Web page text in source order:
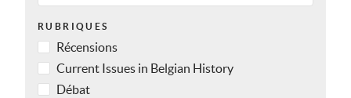
RUBRIQUES
Récensions
Current Issues in Belgian History
Débat